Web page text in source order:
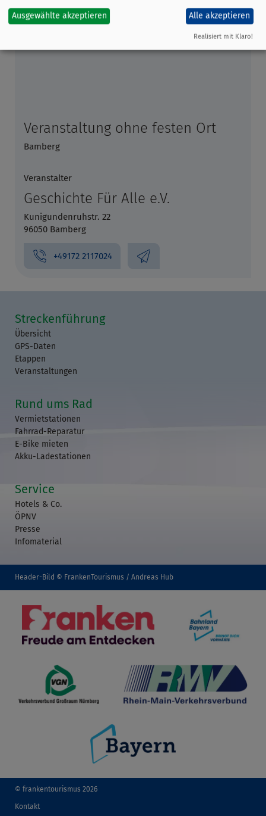
Veranstaltung ohne festen Ort
Bamberg
Veranstalter
Geschichte Für Alle e.V.
Kunigundenruhstr. 22
96050 Bamberg
+49172 2117024
Streckenführung
Übersicht
GPS-Daten
Etappen
Veranstaltungen
Rund ums Rad
Vermietstationen
Fahrrad-Reparatur
E-Bike mieten
Akku-Ladestationen
Service
Hotels & Co.
ÖPNV
Presse
Infomaterial
Header-Bild © FrankenTourismus / Andreas Hub
© frankentourismus 2026
Kontakt
Ausgewählte akzeptieren Alle akzeptieren
Realisiert mit Klaro!